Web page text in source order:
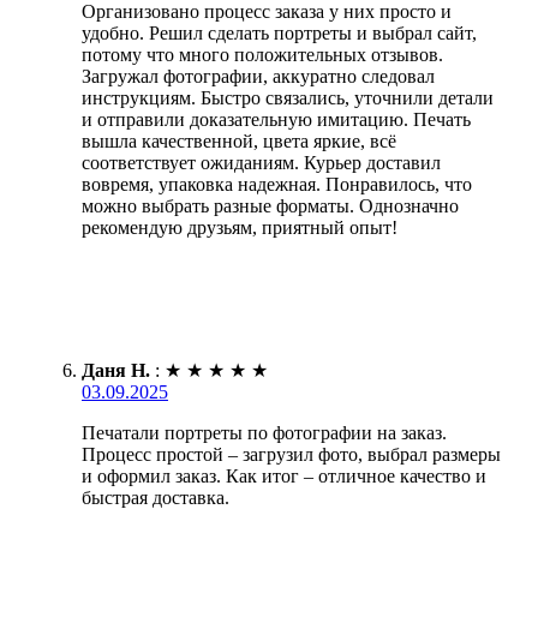
Организовано процесс заказа у них просто и
удобно. Решил сделать портреты и выбрал сайт,
потому что много положительных отзывов.
Загружал фотографии, аккуратно следовал
инструкциям. Быстро связались, уточнили детали
и отправили доказательную имитацию. Печать
вышла качественной, цвета яркие, всё
соответствует ожиданиям. Курьер доставил
вовремя, упаковка надежная. Понравилось, что
можно выбрать разные форматы. Однозначно
рекомендую друзьям, приятный опыт!
Даня Н. : ★ ★ ★ ★ ★
03.09.2025
Печатали портреты по фотографии на заказ.
Процесс простой – загрузил фото, выбрал размеры
и оформил заказ. Как итог – отличное качество и
быстрая доставка.